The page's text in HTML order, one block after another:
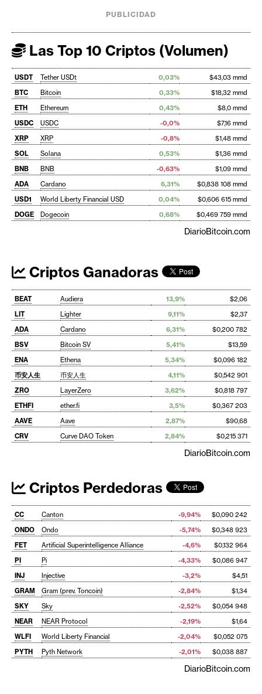
PUBLICIDAD
Las Top 10 Criptos (Volumen)
USDT Tether USDt 0,03%
$43,03 mmd
BTC
Bitcoin 0,33%
$18,32 mmd
ETH
Ethereum 0,43%
$8,0 mmd
USDC
USDC -0,0%
$7,16 mmd
XRP
XRP -0,8%
$1,48 mmd
SOL
Solana 0,53%
$1,36 mmd
BNB
BNB -0,63%
$1,09 mmd
ADA
Cardano 6,31%
$0,838 108 mmd
USD1
World Liberty Financial USD 0,04%
$0,606 615 mmd
DOGE
Dogecoin 0,68% $0,469 759 mmd
DiarioBitcoin.com
Criptos Ganadoras
BEAT Audiera 13,9%
$2,06
LIT
Lighter 9,11%
$2,37
ADA
Cardano 6,31%
$0,200 782
BSV
Bitcoin SV 5,41%
$13,59
ENA
Ethena 5,34%
$0,096 182
币安人生
币安人生 4,11%
$0,542 901
ZRO
LayerZero 3,62%
$0,818 797
ETHFI
ether.fi 3,5%
$0,367 203
AAVE
Aave 2,87%
$90,68
CRV
Curve DAO Token 2,84% $0,215 371
DiarioBitcoin.com
Criptos Perdedoras
CC Canton -9,94%
$0,090 242
ONDO
Ondo -5,74%
$0,348 923
FET
Artificial Superintelligence Alliance -4,6%
$0,132 964
PI
Pi -4,33%
$0,086 947
INJ
Injective -3,2%
$4,51
GRAM
Gram (prev. Toncoin) -2,84%
$1,34
SKY
Sky -2,52%
$0,054 948
NEAR
NEAR Protocol -2,19%
$1,64
WLFI
World Liberty Financial -2,04%
$0,052 075
PYTH
Pyth Network -2,01% $0,038 887
DiarioBitcoin.com